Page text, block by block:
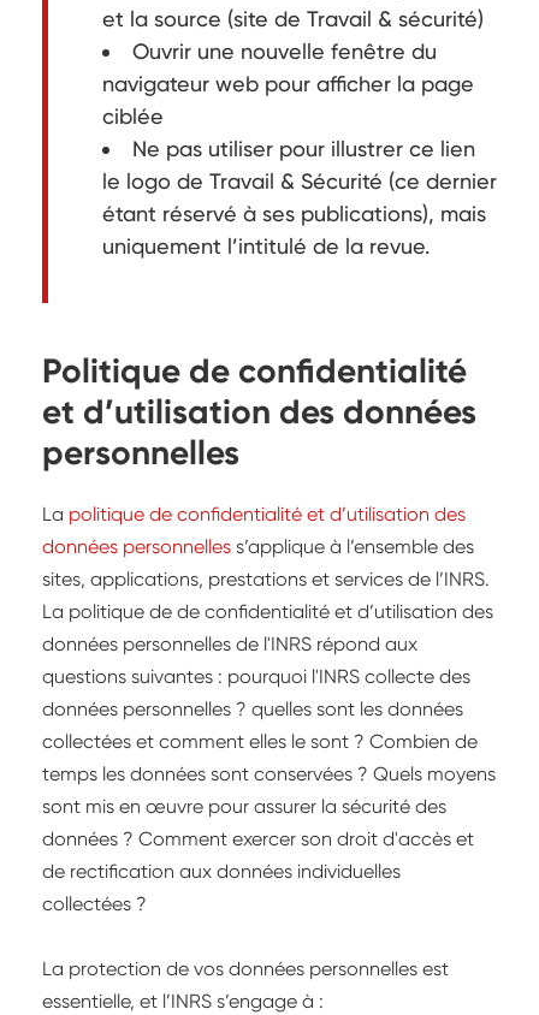
et la source (site de Travail & sécurité)
Ouvrir une nouvelle fenêtre du
navigateur web pour afficher la page
ciblée
Ne pas utiliser pour illustrer ce lien
le logo de Travail & Sécurité (ce dernier
étant réservé à ses publications), mais
uniquement l’intitulé de la revue.
Politique de confidentialité
et d’utilisation des données
personnelles
La politique de confidentialité et d’utilisation des
données personnelles s’applique à l’ensemble des
sites, applications, prestations et services de l’INRS.
La politique de de confidentialité et d’utilisation des
données personnelles de l'INRS répond aux
questions suivantes : pourquoi l'INRS collecte des
données personnelles ? quelles sont les données
collectées et comment elles le sont ? Combien de
temps les données sont conservées ? Quels moyens
sont mis en œuvre pour assurer la sécurité des
données ? Comment exercer son droit d'accès et
de rectification aux données individuelles
collectées ?
La protection de vos données personnelles est
essentielle, et l’INRS s’engage à :